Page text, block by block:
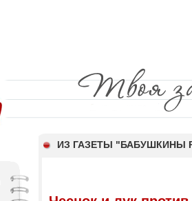
ИЗ ГАЗЕТЫ "БАБУШКИНЫ